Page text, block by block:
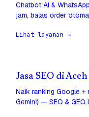
Chatbot AI &
jam, balas order
Lihat layanan →
Jasa SEO di
Naik ranking Google +
Gemini) — SEO & GEO